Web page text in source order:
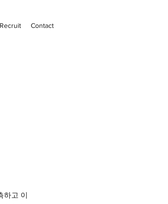
Recruit Contact
하고 이